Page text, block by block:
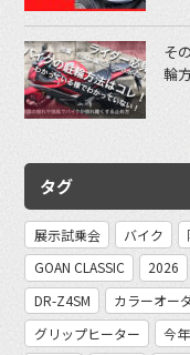
そ
輪
タグ
展示試乗会 バイク
GOAN CLASSIC
2026
DR-Z4SM
カラーオー
グリップヒーター
今